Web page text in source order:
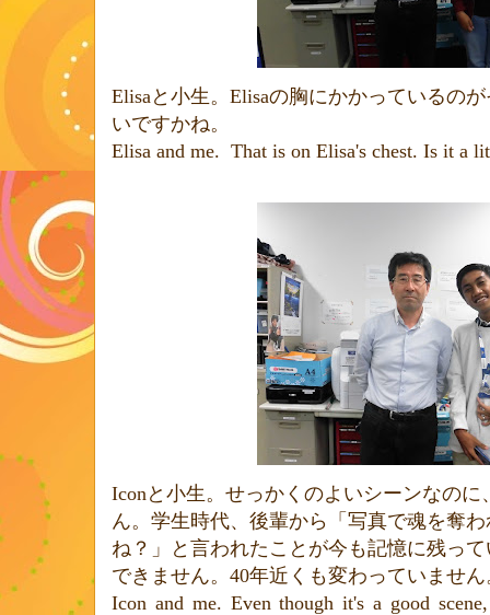
Elisaと小生。 Elisaの胸にかかっているの
いですかね。
Elisa and me. That is on Elisa's chest. Is it a
Iconと小生。せっかくのよいシーンなの
ん。学生時代、後輩から「写真で魂を奪
ね？」と言われたことが今も記憶に残っ
できません。 40年近くも変わっていません
Icon and me. Even though it's a good